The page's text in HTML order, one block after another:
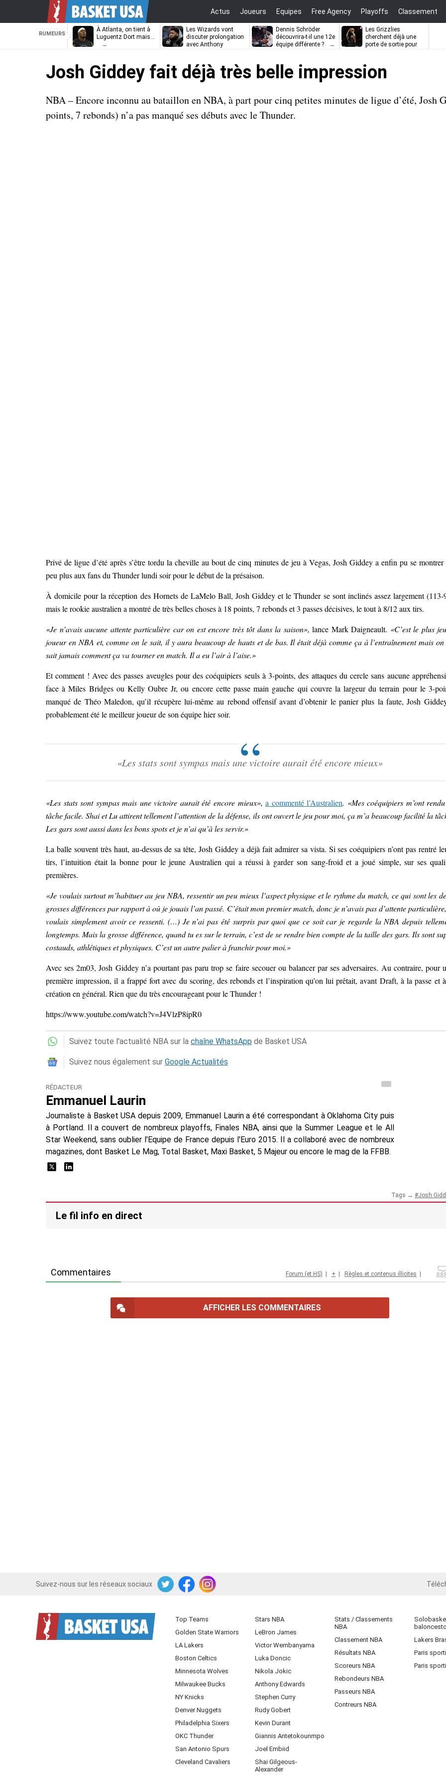
Actus Joueurs Equipes Free Agency Playoffs Classement
RUMEURS
À Atlanta, on tient à
Luguentz Dort mais…
Les Wizards vont
discuter prolongation
avec Anthony
Dennis Schröder
découvrira-t-il une 12e
équipe différente ?
Les Grizzlies
cherchent déjà une
porte de sortie pour
Josh Giddey fait déjà très belle impression
NBA – Encore inconnu au bataillon en NBA, à part pour cinq petites minutes de ligue d’été, Josh
points, 7 rebonds) n’a pas manqué ses débuts avec le Thunder.
Privé de ligue d’été après s’être tordu la cheville au bout de cinq minutes de jeu à Vegas, Josh Giddey a enfin pu se montrer
peu plus aux fans du Thunder lundi soir pour le début de la présaison.
À domicile pour la réception des Hornets de LaMelo Ball, Josh Giddey et le Thunder se sont inclinés assez largement (113-
mais le rookie australien a montré de très belles choses à 18 points, 7 rebonds et 3 passes décisives, le tout à 8/12 aux tirs.
«Je n’avais aucune attente particulière car on est encore très tôt dans la saison», lance Mark Daigneault. «C’est le plus
joueur en NBA et, comme on le sait, il y aura beaucoup de hauts et de bas. Il était déjà comme ça à l’entraînement mais on
sait jamais comment ça va tourner en match. Il a eu l’air à l’aise.»
Et comment ! Avec des passes aveugles pour des coéquipiers seuls à 3-points, des attaques du cercle sans aucune
face à Miles Bridges ou Kelly Oubre Jr, ou encore cette passe main gauche qui couvre la largeur du terrain pour le 3-
manqué de Théo Maledon, qu’il récupère lui-même au rebond offensif avant d’obtenir le panier plus la faute, Josh
probablement été le meilleur joueur de son équipe hier soir.
«Les stats sont sympas mais une victoire aurait été encore mieux»
«Les stats sont sympas mais une victoire aurait été encore mieux»,a commenté l’Australien. «Mes coéquipiers m’ont
tâche facile. Shai et Lu attirent tellement l’attention de la défense, ils ont ouvert le jeu pour moi, ça m’a beaucoup facilité la
Les gars sont aussi dans les bons spots et je n’ai qu’à les servir.»
La balle souvent très haut, au-dessus de sa tête, Josh Giddey a déjà fait admirer sa vista. Si ses coéquipiers n’ont pas rentré
tirs, l’intuition était la bonne pour le jeune Australien qui a réussi à garder son sang-froid et a joué simple, sur ses
premières.
«Je voulais surtout m’habituer au jeu NBA, ressentir un peu mieux l’aspect physique et le rythme du match, ce qui sont les
grosses différences par rapport à où je jouais l’an passé. C’était mon premier match, donc je n’avais pas d’attente
voulais simplement avoir ce ressenti. (…) Je n’ai pas été surpris par quoi que ce soit car je regarde la NBA depuis
longtemps. Mais la grosse différence, quand tu es sur le terrain, c’est de se rendre bien compte de la taille des gars. Ils sont
costauds, athlétiques et physiques. C’est un autre palier à franchir pour moi.»
Avec ses 2m03, Josh Giddey n’a pourtant pas paru trop se faire secouer ou balancer par ses adversaires. Au contraire, pour
première impression, il a frappé fort avec du scoring, des rebonds et l’inspiration qu’on lui prêtait, avant Draft, à la passe et
création en général. Rien que du très encourageant pour le Thunder !
https://www.youtube.com/watch?v=J4VlzP8ipR0
Suivez toute l'actualité NBA sur la chaîne WhatsApp de Basket USA
Suivez nous également sur Google Actualités
RÉDACTEUR
Emmanuel Laurin
Journaliste à Basket USA depuis 2009, Emmanuel Laurin a été correspondant à Oklahoma City puis
à Portland. Il a couvert de nombreux playoffs, Finales NBA, ainsi que la Summer League et le All
Star Weekend, sans oublier l'Equipe de France depuis l'Euro 2015. Il a collaboré avec de nombreux
magazines, dont Basket Le Mag, Total Basket, Maxi Basket, 5 Majeur ou encore le mag de la FFBB.
Tags → Josh
Le fil info en direct
Commentaires Forum (et HS) + Règles et contenus illicites
AFFICHER LES COMMENTAIRES
Suivez-nous sur les réseaux sociaux
TwitterFacebookInstagram iOS
Top Teams
Golden State Warriors
LA Lakers
Boston Celtics
Minnesota Wolves
Milwaukee Bucks
NY Knicks
Denver Nuggets
Philadelphia Sixers
OKC Thunder
San Antonio Spurs
Cleveland Cavaliers
Stars NBA
LeBron James
Victor Wembanyama
Luka Doncic
Nikola Jokic
Anthony Edwards
Stephen Curry
Rudy Gobert
Kevin Durant
Giannis Antetokounmpo
Joel Embiid
Shai Gilgeous-
Alexander
Stats / Classements
NBA
Classement NBA
Résultats NBA
Scoreurs NBA
Rebondeurs NBA
Passeurs NBA
Contreurs NBA
Lakers
Paris
Paris